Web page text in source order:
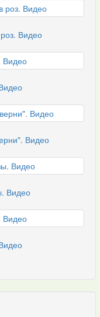
Видео
Видео
Видео